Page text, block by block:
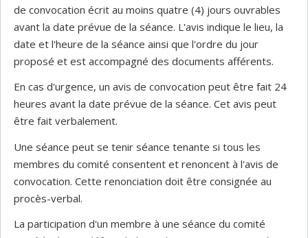
de convocation écrit au moins quatre (4) jours ouvrables
avant la date prévue de la séance. L'avis indique le lieu, la
date et l'heure de la séance ainsi que l'ordre du jour
proposé et est accompagné des documents afférents.
En cas d'urgence, un avis de convocation peut être fait 24
heures avant la date prévue de la séance. Cet avis peut
être fait verbalement.
Une séance peut se tenir séance tenante si tous les
membres du comité consentent et renoncent à l'avis de
convocation. Cette renonciation doit être consignée au
procès-verbal.
La participation d'un membre à une séance du comité